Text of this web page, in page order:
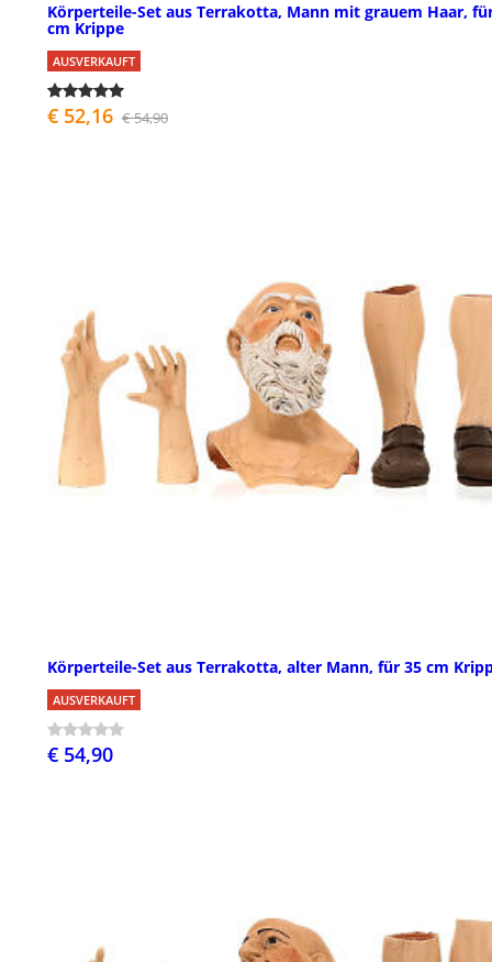
Körperteile-Set aus Terrakotta, Mann mit grauem Haar,
cm Krippe
AUSVERKAUFT
€ 52,16 € 54,90
Körperteile-Set aus Terrakotta, alter Mann, für 35 cm
AUSVERKAUFT
€ 54,90